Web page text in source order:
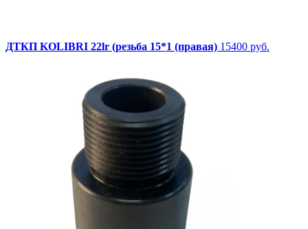
ДТКП KOLIBRI 22lr (резьба 15*1 (правая) 15400 руб.